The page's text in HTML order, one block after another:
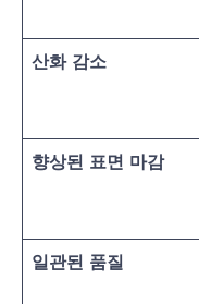
산화 감소
향상된 표면 마감
일관된 품질